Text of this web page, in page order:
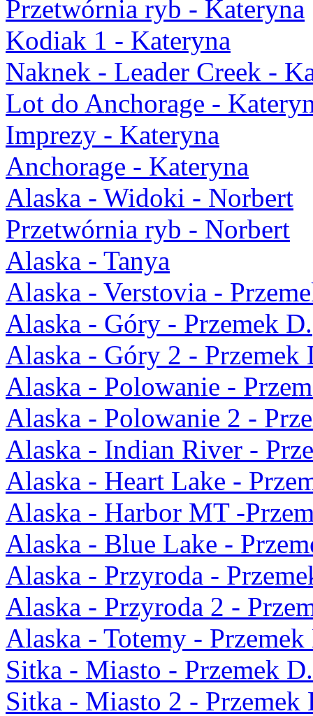
Przetwórnia ryb - Kateryna
Kodiak 1 - Kateryna
Naknek - Leader Creek -
Lot do Anchorage -
Imprezy - Kateryna
Anchorage - Kateryna
Alaska - Widoki - Norbert
Przetwórnia ryb - Norbert
Alaska - Tanya
Alaska - Verstovia -
Alaska - Góry - Przemek D.
Alaska - Góry 2 - Przemek
Alaska - Polowanie -
Alaska - Polowanie 2 -
Alaska - Indian River -
Alaska - Heart Lake -
Alaska - Harbor MT -
Alaska - Blue Lake -
Alaska - Przyroda -
Alaska - Przyroda 2 -
Alaska - Totemy - Przemek
Sitka - Miasto - Przemek D.
Sitka - Miasto 2 - Przemek